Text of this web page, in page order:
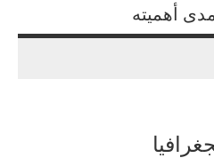
أهميته